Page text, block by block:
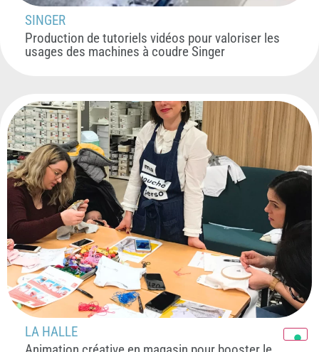
SINGER
Production de tutoriels vidéos pour valoriser les
usages des machines à coudre Singer
LA HALLE